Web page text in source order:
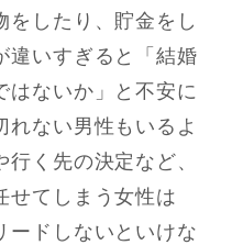
をしたり、貯金をし
違いすぎると「結婚
はないか」と不安に
れない男性もいるよ
く先の決定など、
せてしまう女性は
ードしないといけな